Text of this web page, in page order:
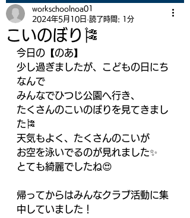
こいのぼり🎏
workschoolnoa01
2024年5月10日 読了時間: 1分
今日の【のあ】
少し過ぎましたが、こどもの日にち
なんで
みんなでひつじ公園へ行き、
たくさんのこいのぼりを見てきまし
た🎏
天気もよく、たくさんのこいが
お空を泳いでるのが見れました✨
とても綺麗でしたね😍
帰ってからはみんなクラブ活動に集
中していました！